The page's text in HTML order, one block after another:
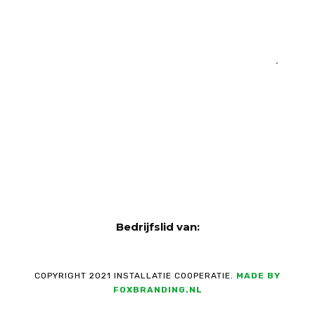
Bedrijfslid van:
COPYRIGHT 2021 INSTALLATIE COOPERATIE. MADE BY
FOXBRANDING.NL